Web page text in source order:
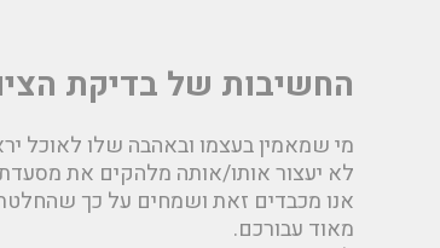
החשיבות של בדיקת
מי שמאמין בעצמו ובאהבה שלו לאוכל
לא יעצור אותו/אותה מלהקים את
אנו מכבדים זאת ושמחים על כך
מאוד עבורכם.